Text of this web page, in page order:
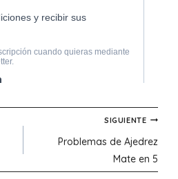
SIGUIENTE
Problemas de Ajedrez
Mate en 5